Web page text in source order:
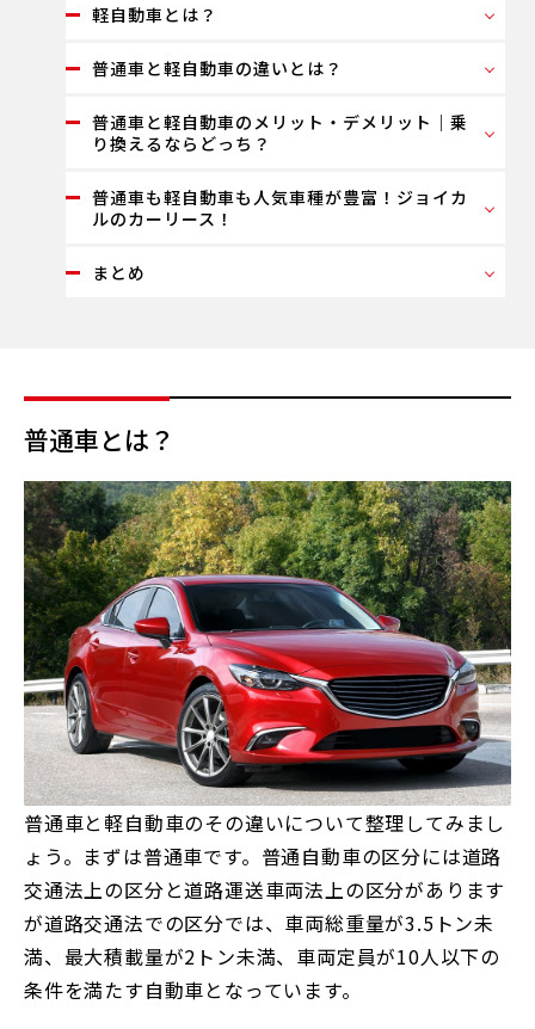
軽自動車とは？
普通車と軽自動車の違いとは？
普通車と軽自動車のメリット・デメリット｜乗
り換えるならどっち？
普通車も軽自動車も人気車種が豊富！ジョイカ
ルのカーリース！
まとめ
普通車とは？
普通車と軽自動車のその違いについて整理してみまし
ょう。まずは普通車です。普通自動車の区分には道路
交通法上の区分と道路運送車両法上の区分があります
が道路交通法での区分では、車両総重量が3.5トン未
満、最大積載量が2トン未満、車両定員が10人以下の
条件を満たす自動車となっています。